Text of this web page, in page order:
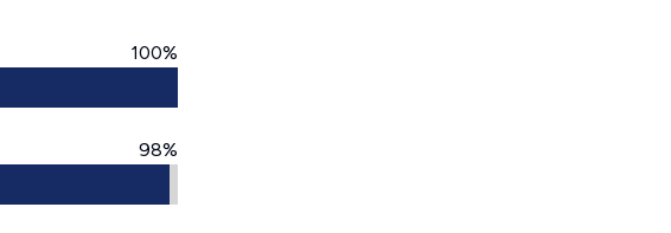
100%
98%